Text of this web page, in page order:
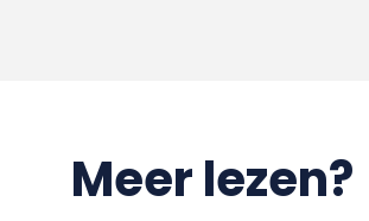
Meer lezen?